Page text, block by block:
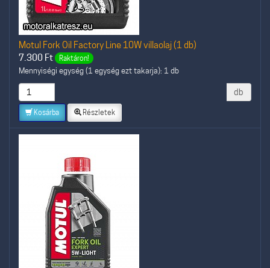
Motul Fork Oil Factory Line 10W villaolaj (1 db)
7.300 Ft Raktáron!
Mennyiségi egység (1 egység ezt takarja): 1 db
db
Kosárba Részletek